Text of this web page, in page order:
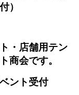
）
・店舗用テン
商会です。
ント受付